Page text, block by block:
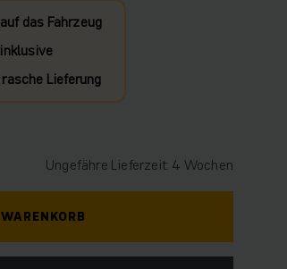
das Fahrzeug
Lieferung
Ungefähre Lieferzeit: 4 Wochen